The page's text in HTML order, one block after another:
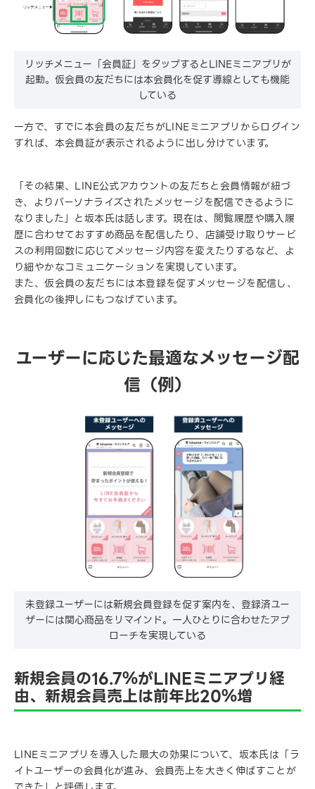
リッチメニュー「会員証」をタップするとLINEミニアプリが
起動。仮会員の友だちには本会員化を促す導線としても機能
している
一方で、すでに本会員の友だちがLINEミニアプリからログイン
すれば、本会員証が表示されるように出し分けています。
「その結果、LINE公式アカウントの友だちと会員情報が紐づ
き、よりパーソナライズされたメッセージを配信できるように
なりました」と坂本氏は話します。現在は、閲覧履歴や購入履
歴に合わせておすすめ商品を配信したり、店舗受け取りサービ
スの利用回数に応じてメッセージ内容を変えたりするなど、よ
り細やかなコミュニケーションを実現しています。
また、仮会員の友だちには本登録を促すメッセージを配信し、
会員化の後押しにもつなげています。
ユーザーに応じた最適なメッセージ配
信（例）
未登録ユーザーには新規会員登録を促す案内を、登録済ユー
ザーには関心商品をリマインド。一人ひとりに合わせたアプ
ローチを実現している
新規会員の16.7％がLINEミニアプリ経
由、新規会員売上は前年比20％増
LINEミニアプリを導入した最大の効果について、坂本氏は「ラ
イトユーザーの会員化が進み、会員売上を大きく伸ばすことが